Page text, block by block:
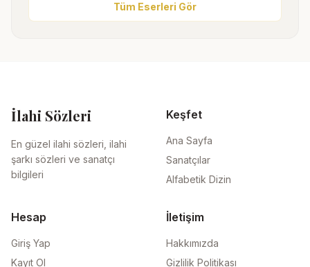
Tüm Eserleri Gör
İlahi Sözleri
En güzel ilahi sözleri, ilahi
şarkı sözleri ve sanatçı
bilgileri
Keşfet
Ana Sayfa
Sanatçılar
Alfabetik Dizin
Hesap
Giriş Yap
Kayıt Ol
İletişim
Hakkımızda
Gizlilik Politikası